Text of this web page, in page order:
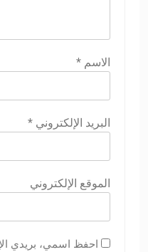
الاسم *
البريد الإلكتروني *
الموقع الإلكتروني
احفظ اسمي، بريدي